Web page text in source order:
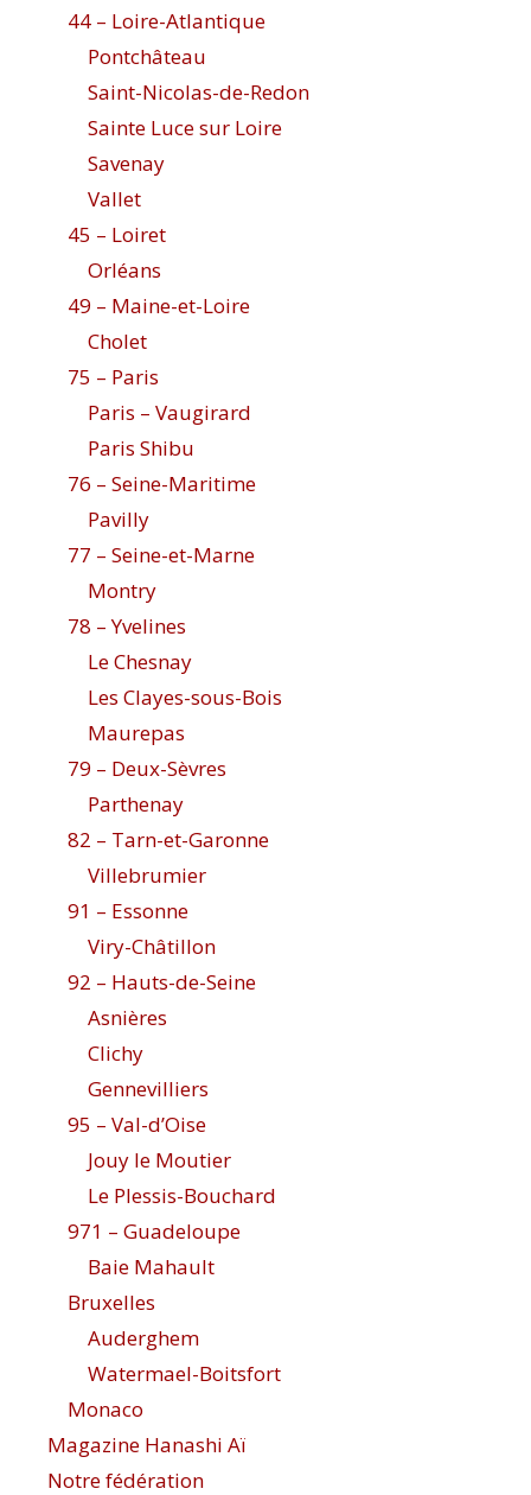
44 – Loire-Atlantique
Pontchâteau
Saint-Nicolas-de-Redon
Sainte Luce sur Loire
Savenay
Vallet
45 – Loiret
Orléans
49 – Maine-et-Loire
Cholet
75 – Paris
Paris – Vaugirard
Paris Shibu
76 – Seine-Maritime
Pavilly
77 – Seine-et-Marne
Montry
78 – Yvelines
Le Chesnay
Les Clayes-sous-Bois
Maurepas
79 – Deux-Sèvres
Parthenay
82 – Tarn-et-Garonne
Villebrumier
91 – Essonne
Viry-Châtillon
92 – Hauts-de-Seine
Asnières
Clichy
Gennevilliers
95 – Val-d’Oise
Jouy le Moutier
Le Plessis-Bouchard
971 – Guadeloupe
Baie Mahault
Bruxelles
Auderghem
Watermael-Boitsfort
Monaco
Magazine Hanashi Aï
Notre fédération